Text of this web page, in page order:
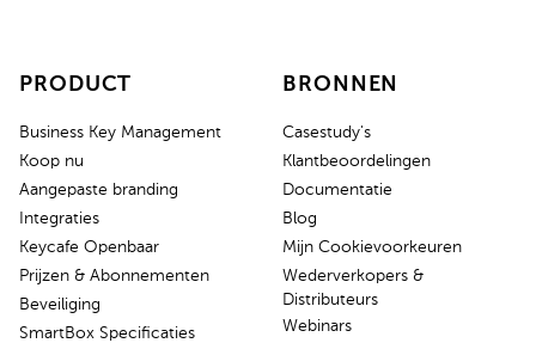
PRODUCT
Business Key Management
Koop nu
Aangepaste branding
Integraties
Keycafe Openbaar
Prijzen & Abonnementen
Beveiliging
SmartBox Specificaties
BRONNEN
Casestudy's
Klantbeoordelingen
Documentatie
Blog
Mijn Cookievoorkeuren
Wederverkopers &
Distributeurs
Webinars